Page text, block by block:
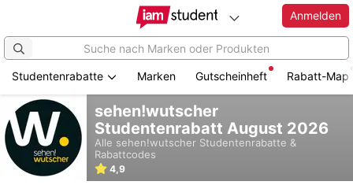
Hauptinhalt
springen
Anmelden
Studentenrabatte Marken Gutscheinheft Rabatt-Map
sehen!wutscher
Studentenrabatt August 2026
Alle sehen!wutscher Studentenrabatte &
Rabattcodes
4,9